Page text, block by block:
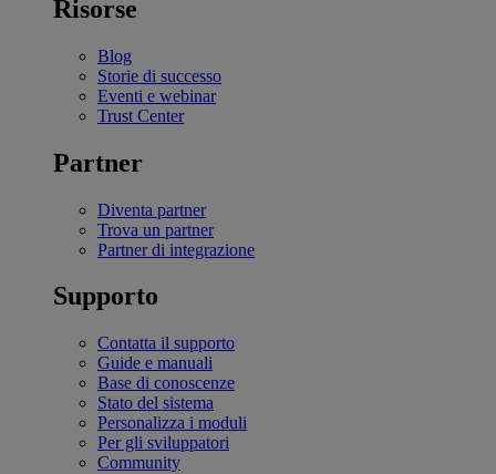
Risorse
Blog
Storie di successo
Eventi e webinar
Trust Center
Partner
Diventa partner
Trova un partner
Partner di integrazione
Supporto
Contatta il supporto
Guide e manuali
Base di conoscenze
Stato del sistema
Personalizza i moduli
Per gli sviluppatori
Community